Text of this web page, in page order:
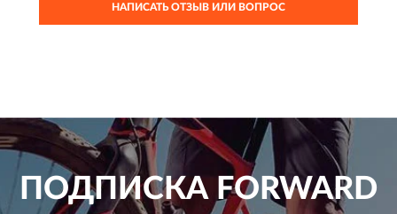
НАПИСАТЬ ОТЗЫВ ИЛИ ВОПРОС
ПОДПИСКА FORWARD